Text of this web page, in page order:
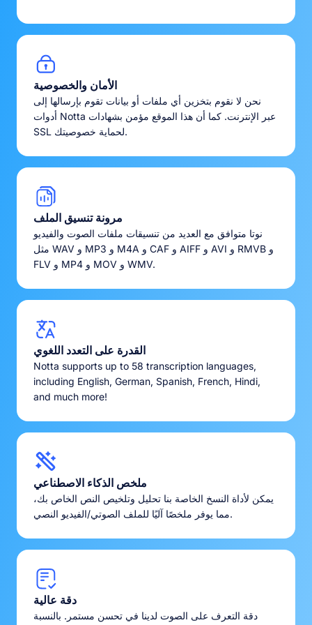
الأمان والخصوصية
نحن لا نقوم بتخزين أي ملفات أو بيانات تقوم بإرسالها إلى
أدوات Notta عبر الإنترنت. كما أن هذا الموقع مؤمن بشهادات
SSL لحماية خصوصيتك.
مرونة تنسيق الملف
نوتا متوافق مع العديد من تنسيقات ملفات الصوت والفيديو
مثل WAV و MP3 و M4A و CAF و AIFF و AVI و RMVB و
FLV و MP4 و MOV و WMV.
القدرة على التعدد اللغوي
Notta supports up to 58 transcription languages,
including English, German, Spanish, French, Hindi,
and much more!
ملخص الذكاء الاصطناعي
يمكن لأداة النسخ الخاصة بنا تحليل وتلخيص النص الخاص بك،
مما يوفر ملخصًا آليًا للملف الصوتي/الفيديو النصي.
دقة عالية
دقة التعرف على الصوت لدينا في تحسن مستمر. بالنسبة